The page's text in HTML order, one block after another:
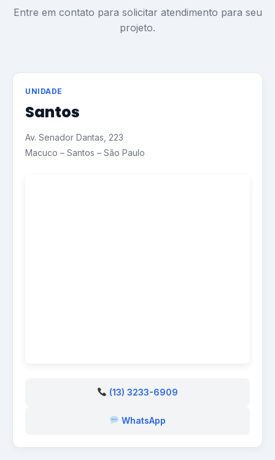
Entre em contato para solicitar atendimento para seu
projeto.
UNIDADE
Santos
Av. Senador Dantas, 223
Macuco – Santos – São Paulo
(13) 3233-6909
WhatsApp